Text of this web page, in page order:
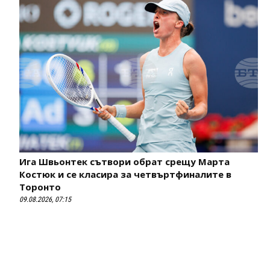
Ига Швьонтек сътвори обрат срещу Марта
Костюк и се класира за четвъртфиналите в
Торонто
09.08.2026, 07:15